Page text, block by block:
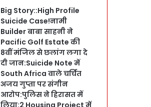
Big Story::High Profile
Suicide Case!नामी
Builder बाबा साहनी ने
Pacific Golf Estate की
8वीं मंजिल से छलांग लगा दे
दी जान:Suicide Note में
South Africa वाले चर्चित
अजय गुप्ता पर संगीन
आरोप:पुलिस ने हिरासत में
लिया:2 Housing Project में